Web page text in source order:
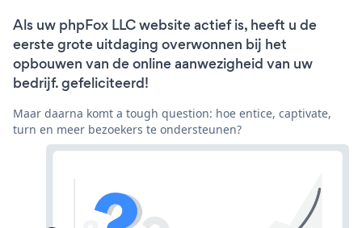
Als uw phpFox LLC website actief is, heeft u de
eerste grote uitdaging overwonnen bij het
opbouwen van de online aanwezigheid van uw
bedrijf. gefeliciteerd!
Maar daarna komt a tough question: hoe entice, captivate,
turn en meer bezoekers te ondersteunen?